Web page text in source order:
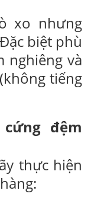
xo nhưng
biệt phù
nghiêng và
tiếng
đệm
thực hiện